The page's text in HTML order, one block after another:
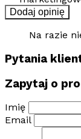
Dodaj opinię
Na razie
Pytania
Zapytaj o
Imię
Email